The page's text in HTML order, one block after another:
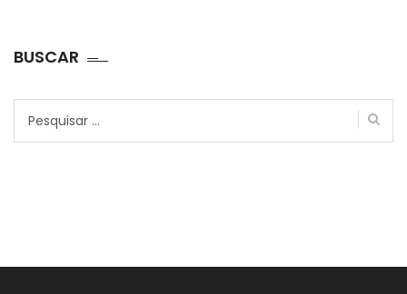
BUSCAR